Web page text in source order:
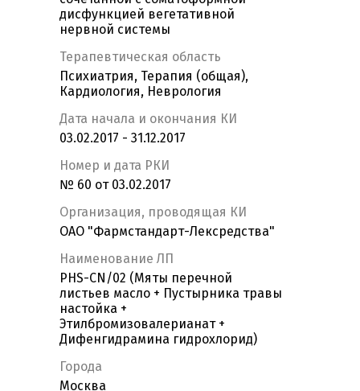
дисфункцией вегетативной
нервной системы
Терапевтическая область
Психиатрия, Терапия (общая),
Кардиология, Неврология
Дата начала и окончания КИ
03.02.2017 - 31.12.2017
Номер и дата РКИ
№ 60 от 03.02.2017
Организация, проводящая КИ
ОАО "Фармстандарт-Лексредства"
Наименование ЛП
PHS-CN/02 (Мяты перечной
листьев масло + Пустырника травы
настойка +
Этилбромизовалерианат +
Дифенгидрамина гидрохлорид)
Города
Москва